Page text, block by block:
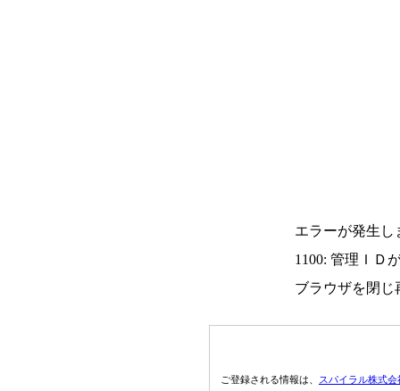
エラーが発生し
1100: 管理ＩＤ
ブラウザを閉じ
ご登録される情報は、 スパイラル株式会